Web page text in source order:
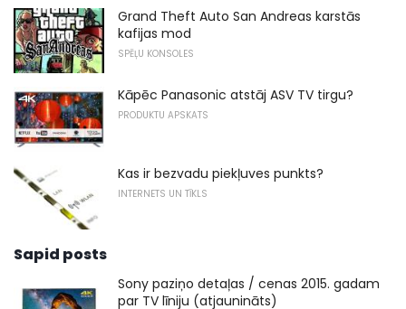
Grand Theft Auto San Andreas karstās
kafijas mod
SPĒĻU KONSOLES
Kāpēc Panasonic atstāj ASV TV tirgu?
PRODUKTU APSKATS
Kas ir bezvadu piekļuves punkts?
INTERNETS UN TĪKLS
Sapid posts
Sony paziņo detaļas / cenas 2015. gadam
par TV līniju (atjaunināts)